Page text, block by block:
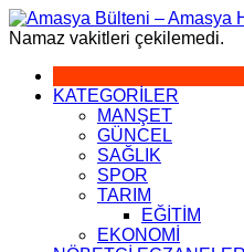
Skip
to
Namaz vakitleri çekilemedi.
KATEGORİLER
MANŞET
GÜNCEL
SAĞLIK
SPOR
TARIM
EĞİTİM
EKONOMİ